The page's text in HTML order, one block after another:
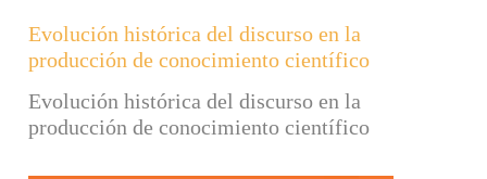
Evolución histórica del discurso en la
producción de conocimiento científico
Evolución histórica del discurso en la
producción de conocimiento científico